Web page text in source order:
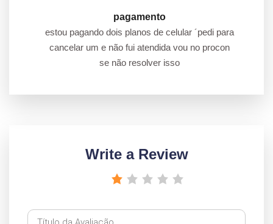
pagamento
estou pagando dois planos de celular ´pedi para
cancelar um e não fui atendida vou no procon
se não resolver isso
Write a Review